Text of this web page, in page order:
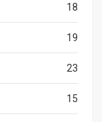
18
19
23
15